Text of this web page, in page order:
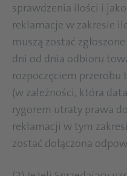
sprawdzenia ilości i
reklamacje w zakresie
muszą zostać
dni od dnia odbioru
rozpoczęciem przerobu
(w zależności, która
rygorem utraty prawa
reklamacji w tym
zostać dołączona